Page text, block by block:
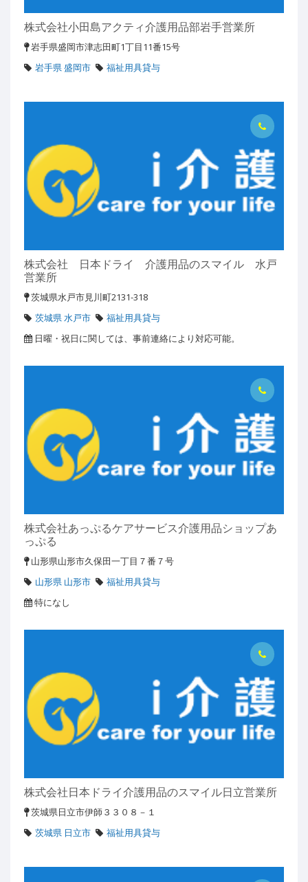
株式会社小田島アクティ介護用品部岩手営業所
岩手県盛岡市津志田町1丁目11番15号
岩手県 盛岡市
福祉用具貸与
株式会社 日本ドライ 介護用品のスマイル 水戸
営業所
茨城県水戸市見川町2131-318
茨城県 水戸市
福祉用具貸与
日曜・祝日に関しては、事前連絡により対応可能。
株式会社あっぷるケアサービス介護用品ショップあ
っぷる
山形県山形市久保田一丁目７番７号
山形県 山形市
福祉用具貸与
特になし
株式会社日本ドライ介護用品のスマイル日立営業所
茨城県日立市伊師３３０８－１
茨城県 日立市
福祉用具貸与